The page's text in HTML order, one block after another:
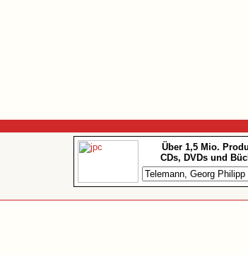
Über 1,5 Mio.
CDs, DVDs und